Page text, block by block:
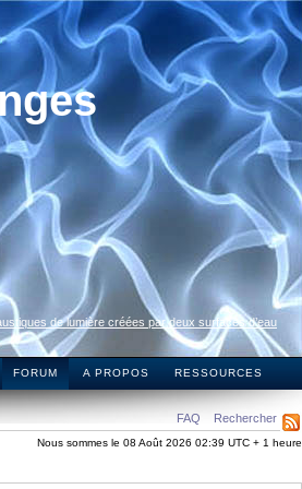
de lumière créées par deux surfaces d’eau
FORUM A PROPOS RESSOURCES
FAQ Rechercher
Nous sommes le 08 Août 2026 02:39 UTC + 1 heure